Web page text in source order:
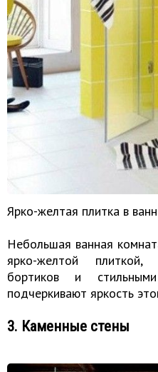
Ярко-желтая плитка в
Небольшая ванная
ярко-желтой
бортиков и
подчеркивают яркость
3. Каменные стены